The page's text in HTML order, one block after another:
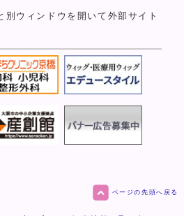
別ウィンドウを開いて外部サイト
ページの先頭へ戻る